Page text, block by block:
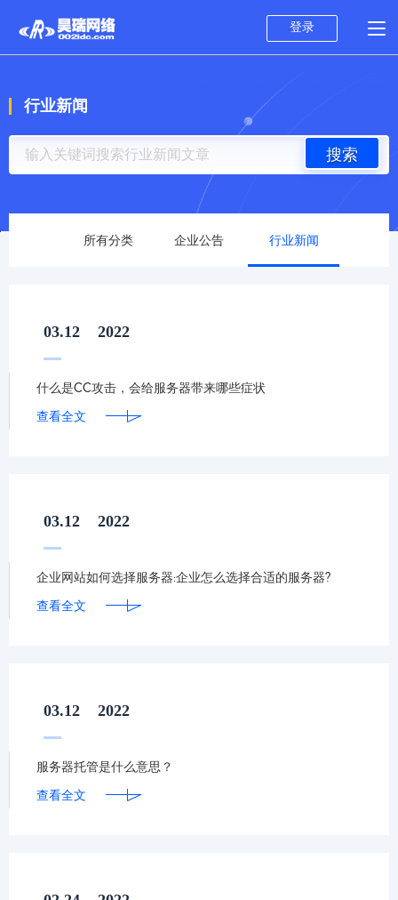
登录
行业新闻
搜索
所有分类 企业公告 行业新闻
03.12 2022
什么是CC攻击，会给服务器带来哪些症状
查看全文
03.12 2022
企业网站如何选择服务器:企业怎么选择合适的服务器?
查看全文
03.12 2022
服务器托管是什么意思？
查看全文